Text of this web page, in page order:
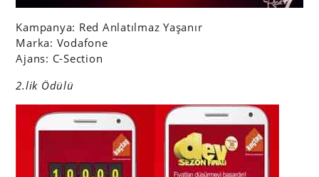
Kampanya: Red Anlatılmaz Yaşanır
Marka: Vodafone
Ajans: C-Section
2.lik Ödülü